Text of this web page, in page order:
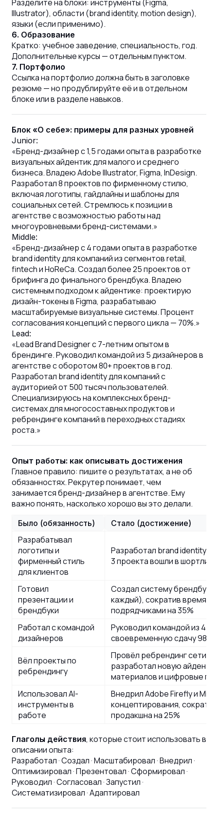
Разделите на блоки: инструменты (Figma,
Illustrator), области (brand identity, motion design),
языки (если применимо).
6. Образование
Кратко: учебное заведение, специальность, год.
Дополнительные курсы — отдельным пунктом.
7. Портфолио
Ссылка на портфолио должна быть в заголовке
резюме — но продублируйте её и в отдельном
блоке или в разделе навыков.
Блок «О себе»: примеры для разных уровней
Junior:
«Бренд-дизайнер с 1,5 годами опыта в разработке
визуальных айдентик для малого и среднего
бизнеса. Владею Adobe Illustrator, Figma, InDesign.
Разработал 8 проектов по фирменному стилю,
включая логотипы, гайдлайны и шаблоны для
социальных сетей. Стремлюсь к позиции в
агентстве с возможностью работы над
многоуровневыми бренд-системами.»
Middle:
«Бренд-дизайнер с 4 годами опыта в разработке
brand identity для компаний из сегментов retail,
fintech и HoReCa. Создал более 25 проектов от
брифинга до финального брендбука. Владею
системным подходом к айдентике: проектирую
дизайн-токены в Figma, разрабатываю
масштабируемые визуальные системы. Процент
согласования концепций с первого цикла — 70%.»
Lead:
«Lead Brand Designer с 7-летним опытом в
брендинге. Руководил командой из 5 дизайнеров в
агентстве с оборотом 80+ проектов в год.
Разработал brand identity для компаний с
аудиторией от 500 тысяч пользователей.
Специализируюсь на комплексных бренд-
системах для многосоставных продуктов и
ребрендинге компаний в переходных стадиях
роста.»
Опыт работы: как описывать достижения
Главное правило: пишите о результатах, а не об
обязанностях. Рекрутер понимает, чем
занимается бренд-дизайнер в агентстве. Ему
важно понять, насколько хорошо вы это делали.
Было (обязанность) Стало (достижение)
Разрабатывал
логотипы и
фирменный стиль
для клиентов
Разработал brand identity
3 проекта вошли в
Готовил
презентации и
брендбуки
Создал систему
каждый), сократив время
подрядчиками на 35%
Работал с командой
дизайнеров
Руководил командой из 4
своевременную сдачу 98%
Вёл проекты по
ребрендингу
Провёл ребрендинг сети
разработал новую
материалов и цифровые
Использовал AI-
инструменты в
работе
Внедрил Adobe Firefly и
концептирования,
продакшна на 25%
Глаголы действия, которые стоит использовать в
описании опыта:
Разработал · Создал · Масштабировал · Внедрил ·
Оптимизировал · Презентовал · Сформировал ·
Руководил · Согласовал · Запустил ·
Систематизировал · Адаптировал